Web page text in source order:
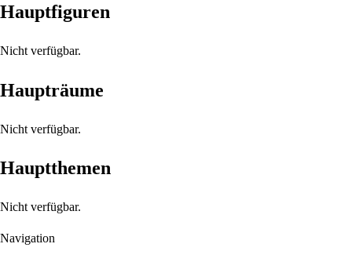
Hauptfiguren
Nicht verfügbar.
Haupträume
Nicht verfügbar.
Hauptthemen
Nicht verfügbar.
Navigation